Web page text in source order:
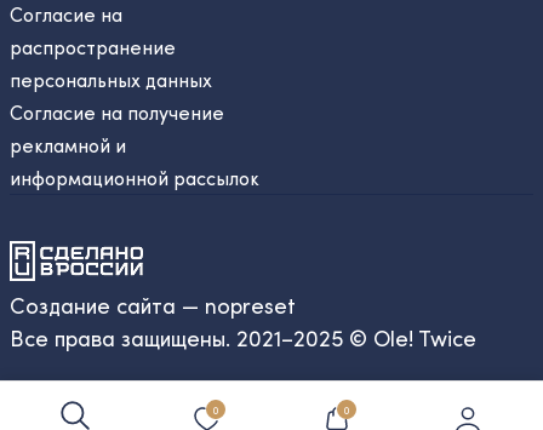
0 0
Согласие на
распространение
персональных данных
Согласие на получение
рекламной и
информационной рассылок
Создание сайта — nopreset
Все права защищены. 2021–2025 © Ole! Twice